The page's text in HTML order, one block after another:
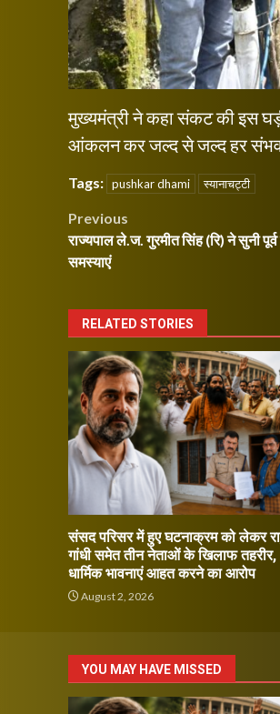
मुख्यमंत्री ने कहा संकट की इस
आंकलन कर जल्द से जल्द हर संभव
Tags: pushkar dhami स्यानाचट्टी
Post
navigation
Previous
राज्यपाल ले.ज. गुरमीत सिंह (रि) ने सुनी
समस्याएं
RELATED STORIES
संसद परिसर में हुए घटनाक्रम को लेकर
गांधी समेत तीन नेताओं के खिलाफ तहरीर,
धार्मिक भावनाएं आहत करने का आरोप
August 2, 2026
YOU MAY HAVE MISSED